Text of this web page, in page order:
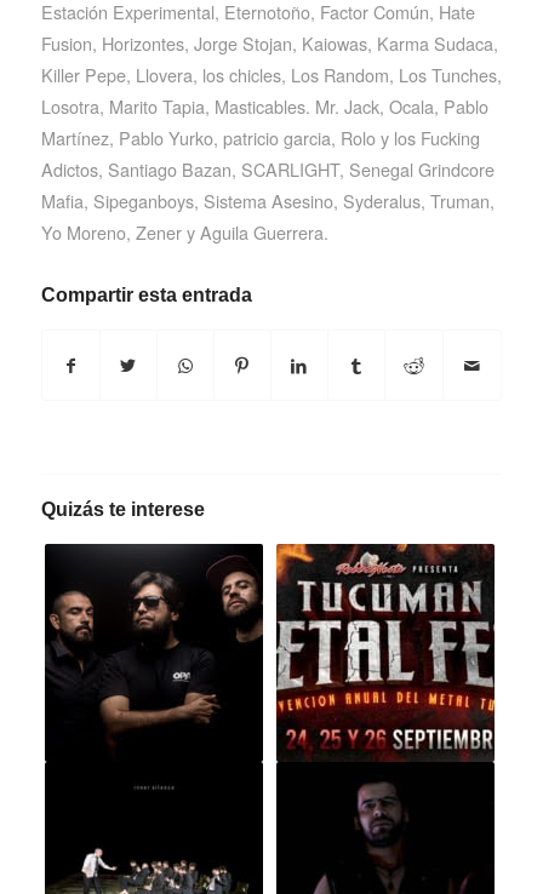
Estación Experimental, Eternotoño, Factor Común, Hate
Fusion, Horizontes, Jorge Stojan, Kaiowas, Karma Sudaca,
Killer Pepe, Llovera, los chicles, Los Random, Los Tunches,
Losotra, Marito Tapia, Masticables. Mr. Jack, Ocala, Pablo
Martínez, Pablo Yurko, patricio garcia, Rolo y los Fucking
Adictos, Santiago Bazan, SCARLIGHT, Senegal Grindcore
Mafia, Sipeganboys, Sistema Asesino, Syderalus, Truman,
Yo Moreno, Zener y Aguila Guerrera.
Compartir esta entrada
Quizás te interese